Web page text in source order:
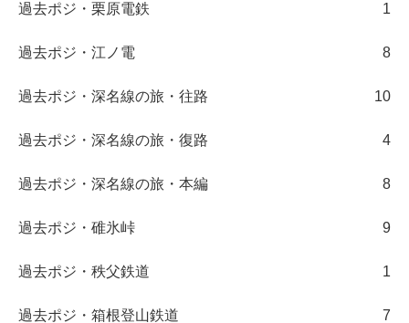
過去ポジ・栗原電鉄 1
過去ポジ・江ノ電 8
過去ポジ・深名線の旅・往路 10
過去ポジ・深名線の旅・復路 4
過去ポジ・深名線の旅・本編 8
過去ポジ・碓氷峠 9
過去ポジ・秩父鉄道 1
過去ポジ・箱根登山鉄道 7